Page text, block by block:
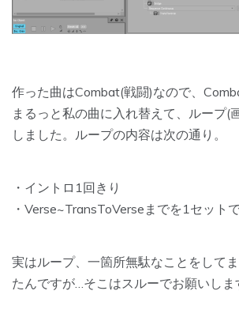
作った曲はCombat(戦闘)なので、
まるっと私の曲に入れ替えて、ループ(
しました。ループの内容は次の通り。
・イントロ1回きり
・Verse~TransToVerseまでを1セット
実はループ、一箇所無駄なことをして
たんですが…そこはスルーでお願いしま